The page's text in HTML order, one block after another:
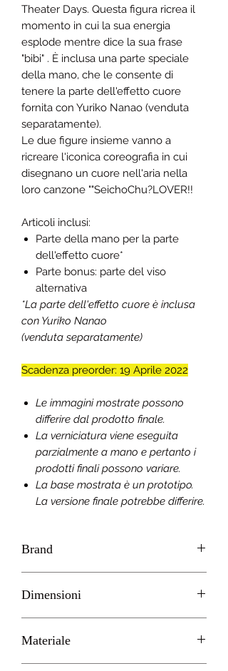
Theater Days. Questa figura ricrea il
momento in cui la sua energia
esplode mentre dice la sua frase
"bibi" . È inclusa una parte speciale
della mano, che le consente di
tenere la parte dell'effetto cuore
fornita con Yuriko Nanao (venduta
separatamente).
Le due figure insieme vanno a
ricreare l'iconica coreografia in cui
disegnano un cuore nell'aria nella
loro canzone ""SeichoChu?LOVER!!
Articoli inclusi:
Parte della mano per la parte
dell'effetto cuore*
Parte bonus: parte del viso
alternativa
*La parte dell'effetto cuore è inclusa
con Yuriko Nanao
(venduta separatamente)
Scadenza preorder: 19 Aprile 2022
Le immagini mostrate possono
differire dal prodotto finale.
La verniciatura viene eseguita
parzialmente a mano e pertanto i
prodotti finali possono variare.
La base mostrata è un prototipo.
La versione finale potrebbe differire.
Brand
Dimensioni
Materiale